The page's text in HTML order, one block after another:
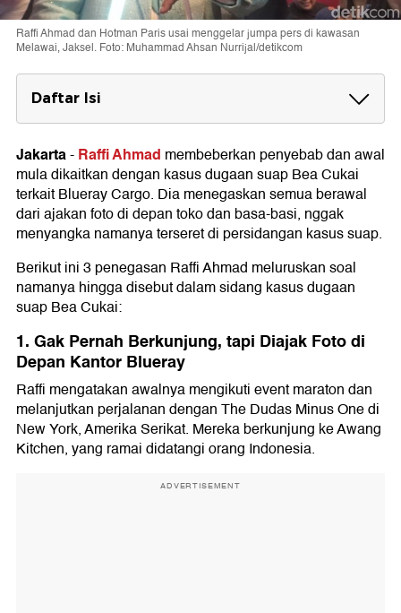
Raffi Ahmad dan Hotman Paris usai menggelar jumpa pers di kawasan
Melawai, Jaksel. Foto: Muhammad Ahsan Nurrijal/detikcom
Daftar Isi
1. Gak Pernah Berkunjung, tapi Diajak Foto
di Depan Kantor Blueray
2. Ditawari Dikirimi Ponsel Gratis dan
Menolak
3. Saksi Kunci
Jakarta-Raffi Ahmad membeberkan penyebab dan awal
mula dikaitkan dengan kasus dugaan suap Bea Cukai
terkait Blueray Cargo. Dia menegaskan semua berawal
dari ajakan foto di depan toko dan basa-basi, nggak
menyangka namanya terseret di persidangan kasus suap.
Berikut ini 3 penegasan Raffi Ahmad meluruskan soal
namanya hingga disebut dalam sidang kasus dugaan
suap Bea Cukai:
1. Gak Pernah Berkunjung, tapi Diajak Foto di
Depan Kantor Blueray
Raffi mengatakan awalnya mengikuti event maraton dan
melanjutkan perjalanan dengan The Dudas Minus One di
New York, Amerika Serikat. Mereka berkunjung ke Awang
Kitchen, yang ramai didatangi orang Indonesia.
ADVERTISEMENT